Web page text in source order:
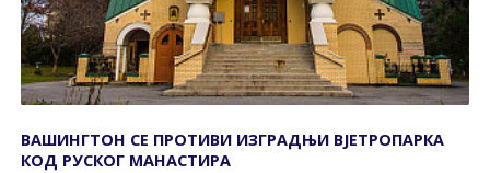
ВАШИНГТОН СЕ ПРОТИВИ ИЗГРАДЊИ ВЈЕТРОПАРКА
КОД РУСКОГ МАНАСТИРА